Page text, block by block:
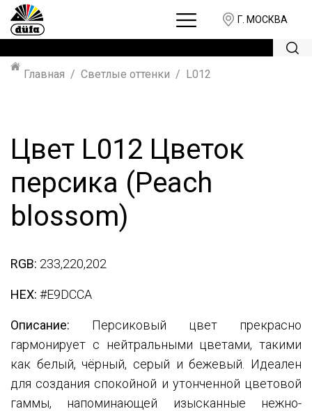
Г. МОСКВА
Главная Светлые оттенки L012
Цвет L012 Цветок
персика (Peach
blossom)
RGB: 233,220,202
HEX: #E9DCCA
Описание: Персиковый цвет прекрасно
гармонирует с нейтральными цветами, такими
как белый, чёрный, серый и бежевый. Идеален
для создания спокойной и утонченной цветовой
гаммы, напоминающей изысканные нежно-